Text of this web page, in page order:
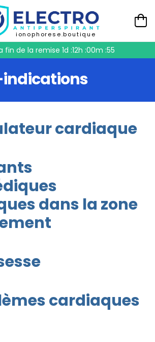
ionophorese.boutique
fin de la remise 1d :12h :00m :55
cardiaque
dans la zone
cardiaques